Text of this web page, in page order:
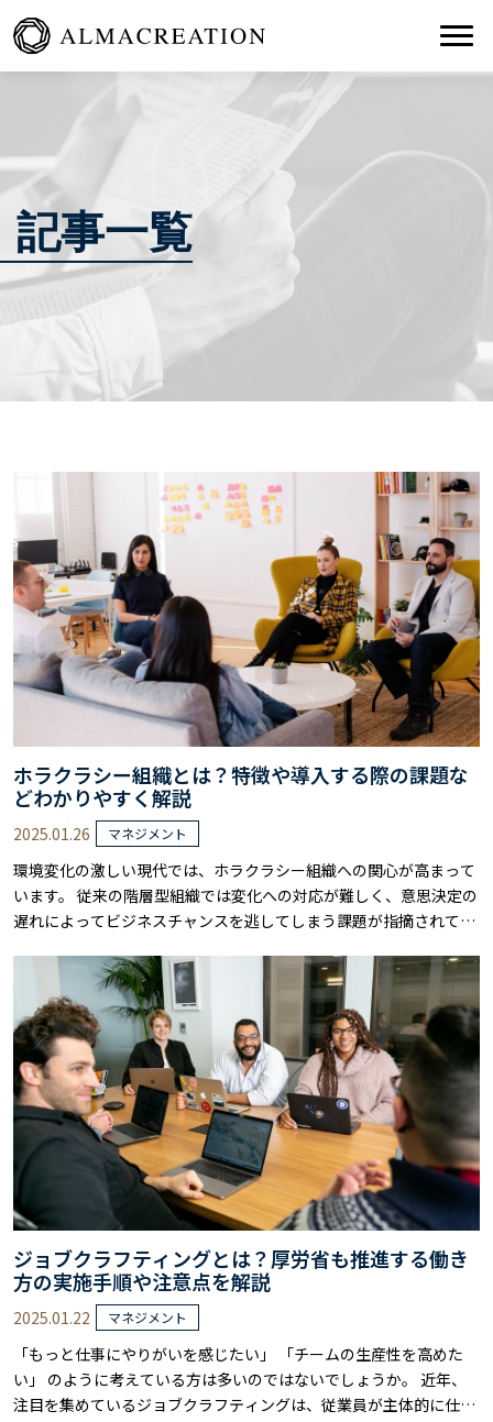
記事一覧
ホラクラシー組織とは？特徴や導入する際の課題な
どわかりやすく解説
2025.01.26 マネジメント
環境変化の激しい現代では、ホラクラシー組織への関心が高まって
います。 従来の階層型組織では変化への対応が難しく、意思決定の
遅れによってビジネスチャンスを逃してしまう課題が指摘されてい
通じて、意思決定のスピードを向上させ、環境変化に素早く対応で
きる組織が構築できます。 ただし、実際の導入では、従来の組織文
化からの転換や新しい運営ルールの整……
ジョブクラフティングとは？厚労省も推進する働き
方の実施手順や注意点を解説
2025.01.22 マネジメント
「もっと仕事にやりがいを感じたい」 「チームの生産性を高めた
い」 のように考えている方は多いのではないでしょうか。 近年、
注目を集めているジョブクラフティングは、従業員が主体的に仕事